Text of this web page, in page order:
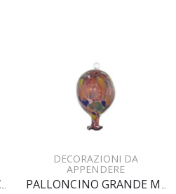
PALLINA DI NATALE PICCOLA FOGLIA ORO
DECORAZIONI DA
APPENDERE
PALLONCINO GRANDE MACCHIE